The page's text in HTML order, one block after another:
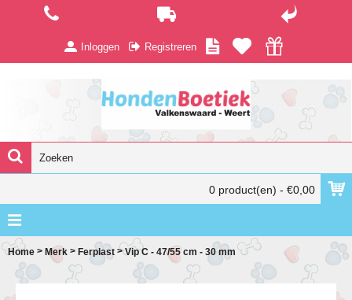
Inloggen Registreren
0 product(en) - €0,00
Home > Merk > Ferplast >Vip C - 47/55 cm - 30 mm